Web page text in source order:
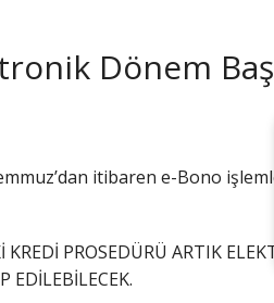
Dönem
itibaren e-Bono
PROSEDÜRÜ ARTIK
EDİLEBİLECEK.